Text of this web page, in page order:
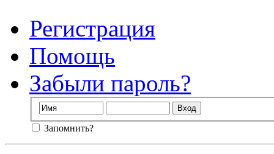
Регистрация
Помощь
Забыли пароль?
Запомнить?